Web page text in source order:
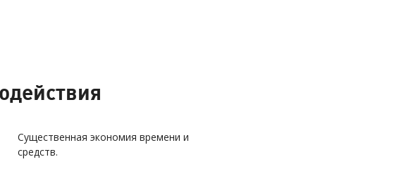
Существенная экономия времени и
средств.